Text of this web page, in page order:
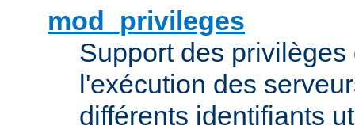
mod_privileges
Support des
l'exécution des
différents identifiants